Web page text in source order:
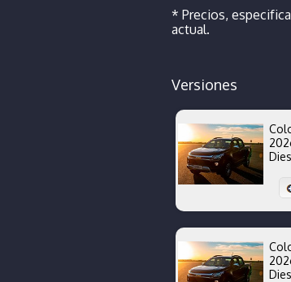
* Precios,
actual.
Versiones